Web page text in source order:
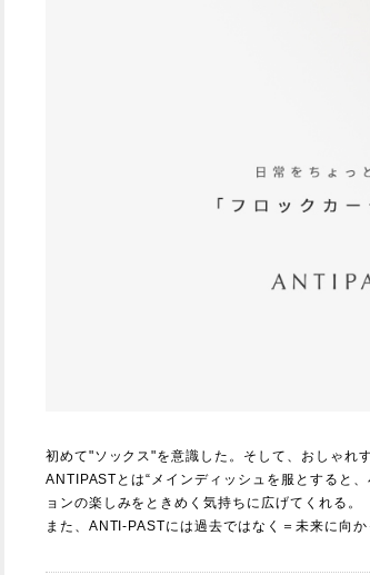
初めて"ソックス"を意識した。そして、おしゃれ
ANTIPASTとは“メインディッシュを服とすると
ョンの楽しみをときめく気持ちに広げてくれる。
また、ANTI-PASTには過去ではなく＝未来に向